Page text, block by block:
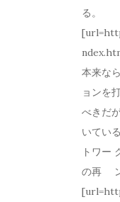
る。
本来な
ョンを
べきだ
いてい
トワー
の再 ゗